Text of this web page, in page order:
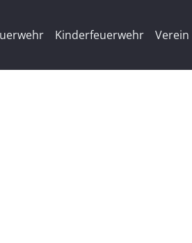
Kinderfeuerwehr Verein